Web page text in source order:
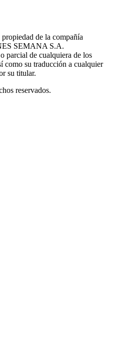
propiedad de la compañía
SEMANA S.A.
parcial de cualquiera de los
como su traducción a cualquier
su titular.
reservados.